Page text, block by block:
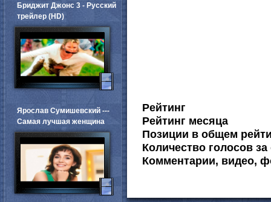
Рейтинг
Рейтинг месяца
Позиции в общем
Количество голосов за
Комментарии, видео,
Бриджит Джонс 3 - Русский
трейлер (HD)
Ярослав Сумишевский ---
Самая лучшая женщина